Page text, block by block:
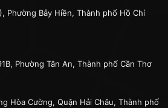
Phường Bảy Hiền, Thành phố Hồ Chí
Phường Tân An, Thành phố Cần Thơ
Hòa Cường, Quận Hải Châu, Thành phố